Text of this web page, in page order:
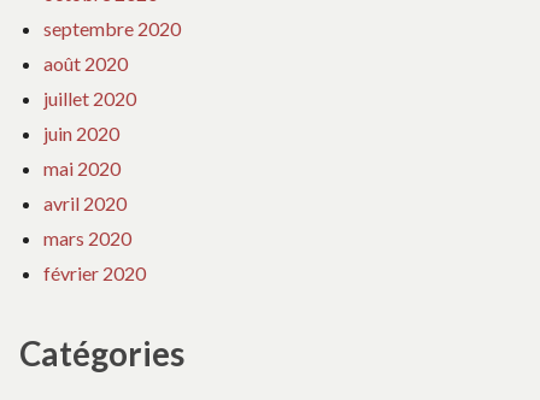
septembre 2020
août 2020
juillet 2020
juin 2020
mai 2020
avril 2020
mars 2020
février 2020
Catégories